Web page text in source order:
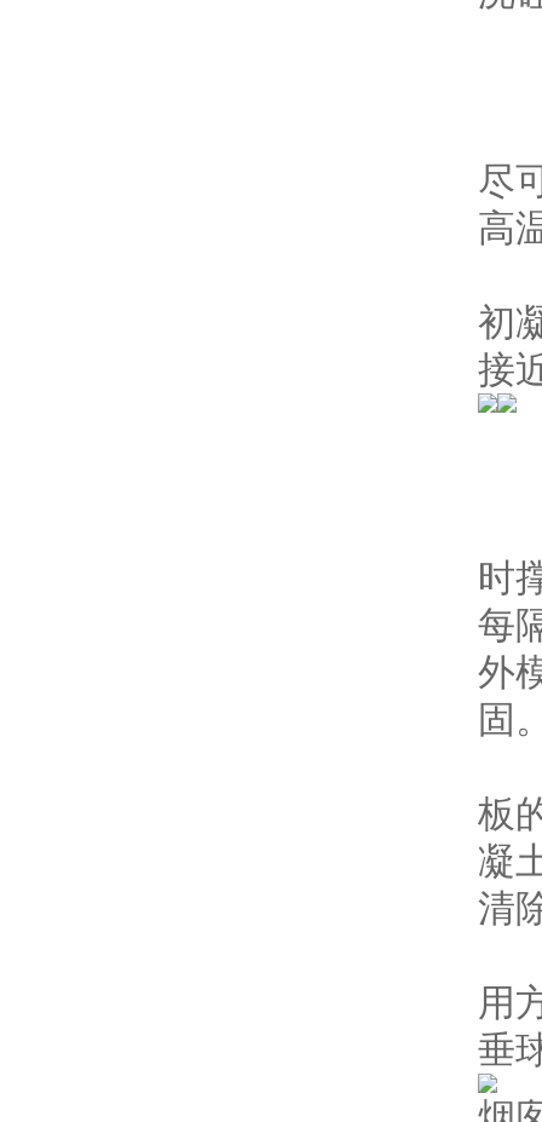
尽
高
初
接
时
每
外
固
板
凝
清
用
垂